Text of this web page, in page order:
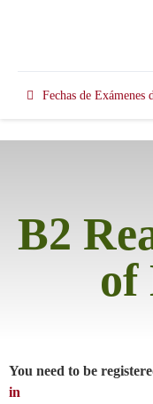
Fechas de Exámenes
B2
of
You need to be
in